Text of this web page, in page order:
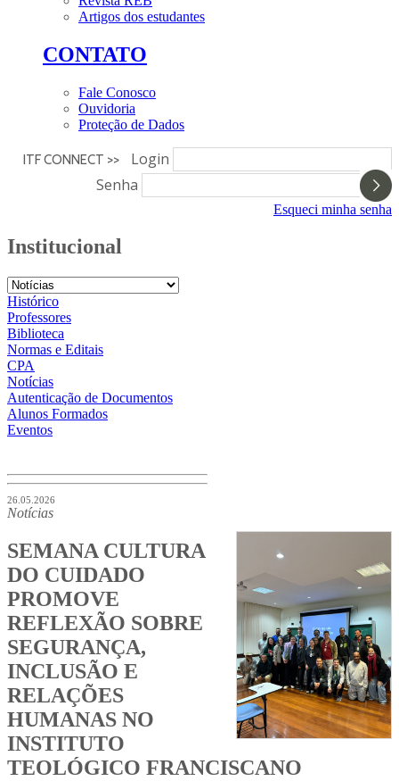
Artigos dos estudantes
CONTATO
Fale Conosco
Ouvidoria
Proteção de Dados
ITF CONNECT >>
Login
Senha
Esqueci minha senha
Institucional
Histórico
Professores
Biblioteca
Normas e Editais
CPA
Notícias
Autenticação de Documentos
Alunos Formados
Eventos
26.05.2026
Notícias
SEMANA CULTURA
DO CUIDADO
PROMOVE
REFLEXÃO SOBRE
SEGURANÇA,
INCLUSÃO E
RELAÇÕES
HUMANAS NO
INSTITUTO
TEOLÓGICO FRANCISCANO